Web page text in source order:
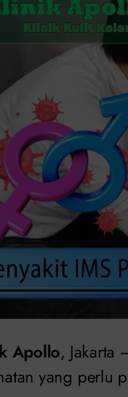
Apollo, Jakarta
yang perlu